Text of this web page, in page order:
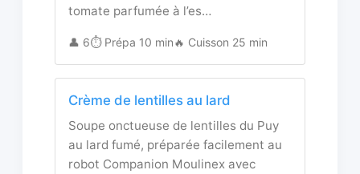
tomate parfumée à l’es…
👤 6⏱️ Prépa 10 min🔥 Cuisson 25 min
Crème de lentilles au lard
Soupe onctueuse de lentilles du Puy
au lard fumé, préparée facilement au
robot Companion Moulinex avec